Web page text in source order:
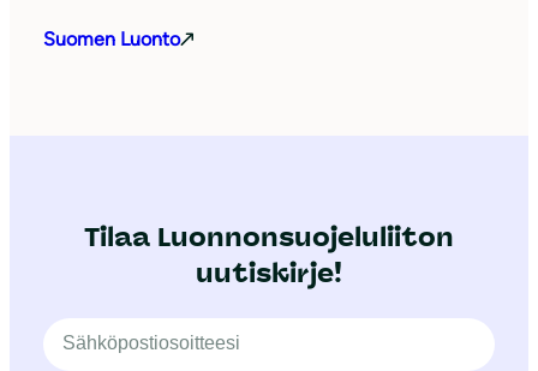
Suomen Luonto
Tilaa Luonnonsuojeluliiton
uutiskirje!